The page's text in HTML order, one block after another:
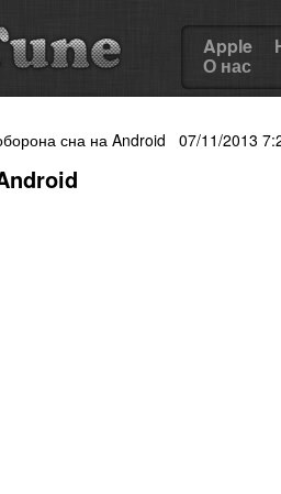
Apple
О нас
сна на Android 07/11/2013